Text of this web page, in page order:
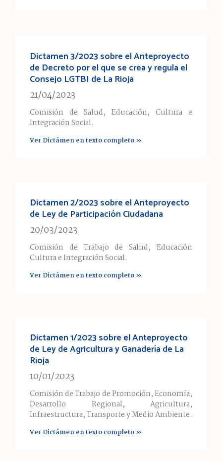
Dictamen 3/2023 sobre el Anteproyecto
de Decreto por el que se crea y regula el
Consejo LGTBI de La Rioja
21/04/2023
Comisión de Salud, Educación, Cultura e
Integración Social.
Ver Dictámen en texto completo »
Dictamen 2/2023 sobre el Anteproyecto
de Ley de Participación Ciudadana
20/03/2023
Comisión de Trabajo de Salud, Educación
Cultura e Integración Social.
Ver Dictámen en texto completo »
Dictamen 1/2023 sobre el Anteproyecto
de Ley de Agricultura y Ganadería de La
Rioja
10/01/2023
Comisión de Trabajo de Promoción, Economía,
Desarrollo Regional, Agricultura,
Infraestructura, Transporte y Medio Ambiente.
Ver Dictámen en texto completo »